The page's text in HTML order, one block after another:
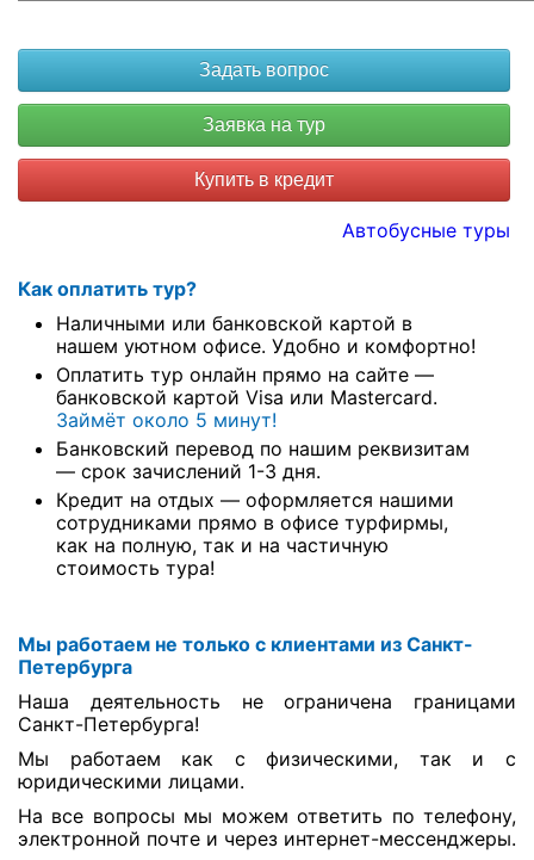
Купить в кредит
Автобусные туры
Как оплатить тур?
Наличными или банковской картой в
нашем уютном офисе. Удобно и комфортно!
Оплатить тур онлайн прямо на сайте —
банковской картой Visa или Mastercard.
Займёт около 5 минут!
Банковский перевод по нашим реквизитам
— срок зачислений 1-3 дня.
Кредит на отдых — оформляется нашими
сотрудниками прямо в офисе турфирмы,
как на полную, так и на частичную
стоимость тура!
Мы работаем не только с клиентами из Санкт-
Петербурга
Наша деятельность не ограничена границами
Санкт-Петербурга!
Мы работаем как с физическими, так и с
юридическими лицами.
На все вопросы мы можем ответить по телефону,
электронной почте и через интернет-мессенджеры.